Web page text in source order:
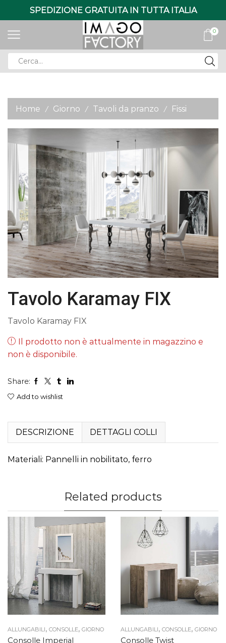
SPEDIZIONE GRATUITA IN TUTTA ITALIA
0
input
Home / Giorno / Tavoli da pranzo / Fissi
Tavolo Karamay FIX
Tavolo Karamay FIX
Il prodotto non è attualmente in magazzino e
non è disponibile.
Share:
Add to wishlist
DESCRIZIONE DETTAGLI COLLI
Materiali: Pannelli in nobilitato, ferro
Related products
ALLUNGABILI, CONSOLLE, GIORNO
Consolle Imperial
ALLUNGABILI, CONSOLLE, GIORNO
Consolle Twist